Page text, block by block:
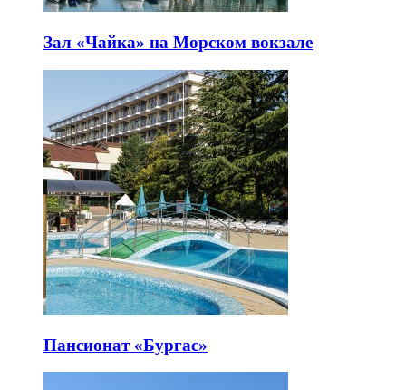
Зал «Чайка» на Морском вокзале
Пансионат «Бургас»